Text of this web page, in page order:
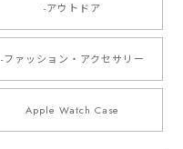
-アウトドア
-ファッション・アクセサリー
Apple Watch Case